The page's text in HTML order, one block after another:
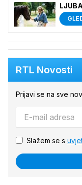
RTL Novosti
Prijavi se na sve
Slažem se s